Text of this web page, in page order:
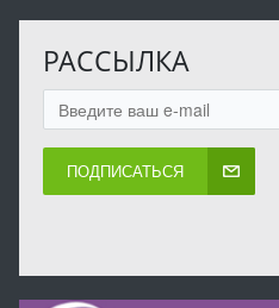
РАССЫЛКА
ПОДПИСАТЬСЯ